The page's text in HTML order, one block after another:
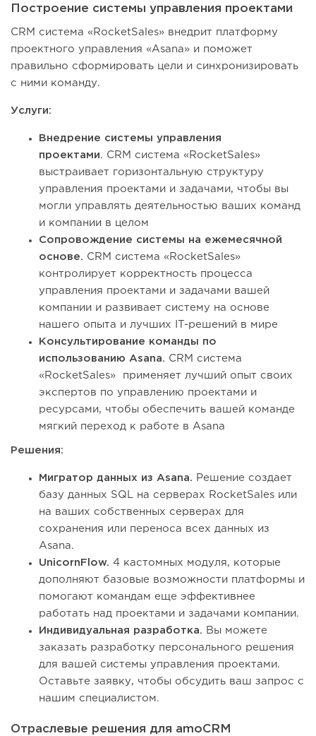
Построение системы управления проектами
CRM система «RocketSales» внедрит платформу
проектного управления «Asana» и поможет
правильно сформировать цели и синхронизировать
с ними команду.
Услуги:
Внедрение системы управления
проектами. CRM система «RocketSales»
выстраивает горизонтальную структуру
управления проектами и задачами, чтобы вы
могли управлять деятельностью ваших команд
и компании в целом
Сопровождение системы на ежемесячной
основе. CRM система «RocketSales»
контролирует корректность процесса
управления проектами и задачами вашей
компании и развивает систему на основе
нашего опыта и лучших IT-решений в мире
Консультирование команды по
использованию Asana. CRM система
«RocketSales» применяет лучший опыт своих
экспертов по управлению проектами и
ресурсами, чтобы обеспечить вашей команде
мягкий переход к работе в Asana
Решения:
Мигратор данных из Asana.
Решение создает
базу данных SQL на серверах RocketSales или
на ваших собственных серверах для
сохранения или переноса всех данных из
Asana.
UnicornFlow. 4 кастомных модуля, которые
дополняют базовые возможности платформы и
помогают командам еще эффективнее
работать над проектами и задачами компании.
Индивидуальная разработка. Вы можете
заказать разработку персонального решения
для вашей системы управления проектами.
Оставьте заявку, чтобы обсудить ваш запрос с
нашим специалистом.
Отраслевые решения для amoCRM